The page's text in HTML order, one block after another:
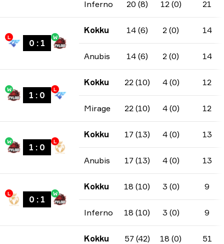
Inferno 20 (8) 12 (0) 21
L
0 : 1
W
Kokku 14 (6) 2 (0) 14
Anubis 14 (6) 2 (0) 14
W
1 : 0
L
Kokku 22 (10) 4 (0) 12
Mirage 22 (10) 4 (0) 12
W
1 : 0
L
Kokku 17 (13) 4 (0) 13
Anubis 17 (13) 4 (0) 13
L
0 : 1
W
Kokku 18 (10) 3 (0) 9
Inferno 18 (10) 3 (0) 9
Kokku 57 (42) 18 (0) 51